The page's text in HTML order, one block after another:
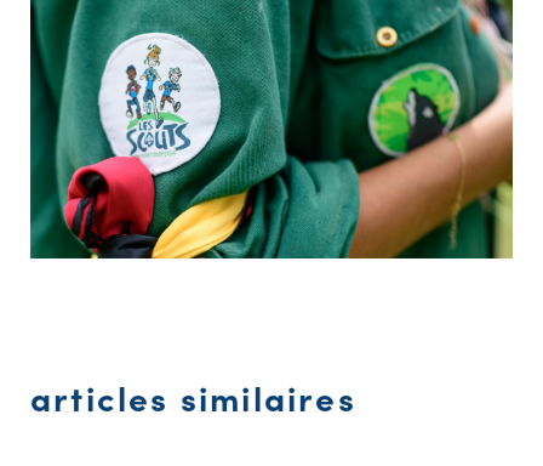
articles similaires